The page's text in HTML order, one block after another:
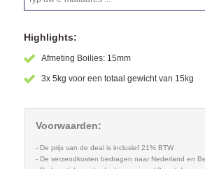
Highlights:
Afmeting Boilies: 15mm
3x 5kg voor een totaal gewicht van 15kg
Voorwaarden:
- De prijs van de deal is inclusief 21% BTW
- De verzendkosten bedragen naar Nederland en